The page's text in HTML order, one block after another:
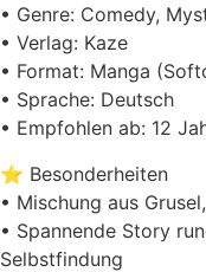
• Genre: Comedy,
• Verlag: Kaze
• Format: Manga
• Sprache: Deutsch
• Empfohlen ab: 12
⭐ Besonderheiten
• Mischung aus
• Spannende Story
Selbstfindung